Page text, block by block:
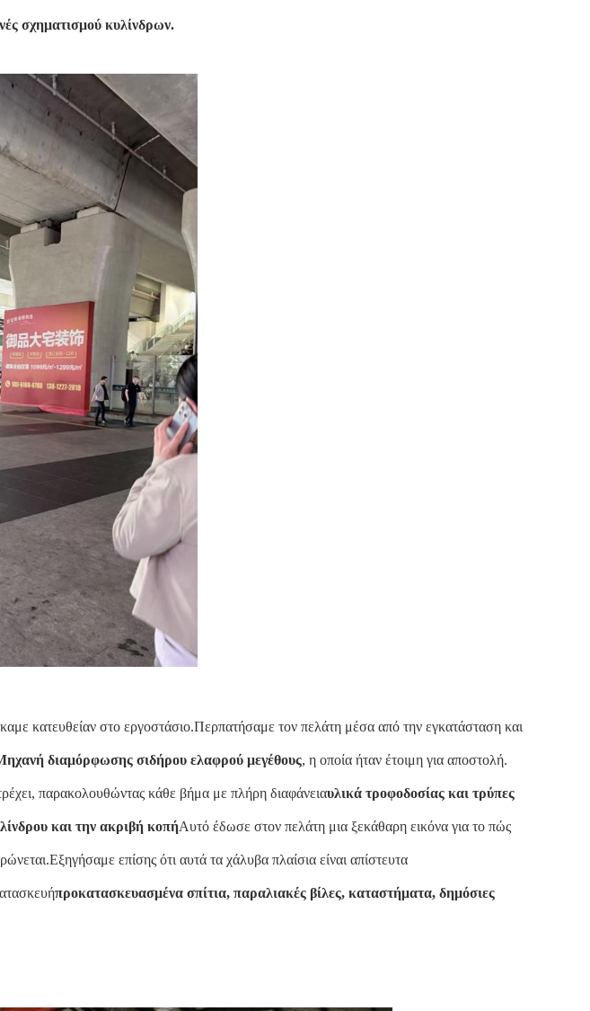
σχηματισμού κυλίνδρων.
κατευθείαν στο εργοστάσιο.Περπατήσαμε τον πελάτη μέσα από την εγκατάσταση και
διαμόρφωσης σιδήρου ελαφρού μεγέθους, η οποία ήταν έτοιμη για αποστολή.
παρακολουθώντας κάθε βήμα με πλήρη διαφάνειαυλικά τροφοδοσίας και τρύπες
και την ακριβή κοπήΑυτό έδωσε στον πελάτη μια ξεκάθαρη εικόνα για το πώς
επίσης ότι αυτά τα χάλυβα πλαίσια είναι απίστευτα
προκατασκευασμένα σπίτια, παραλιακές βίλες, καταστήματα, δημόσιες